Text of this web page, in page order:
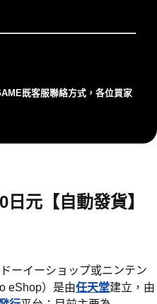
既客服聯絡⽅式，各位買家
元【自動發貨】
ーイーショップ或ニンテン
eShop）是由任天堂建立，由